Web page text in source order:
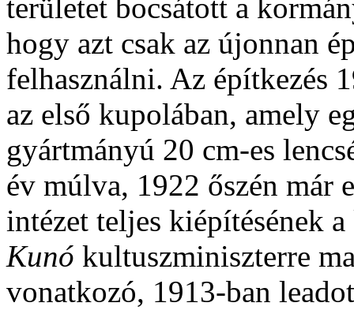
területet bocsátott a
hogy azt csak az újonnan
felhasználni. Az építkezés
az első kupolában, amely
gyártmányú 20 cm-es
év múlva, 1922 őszén már
intézet teljes kiépítésének
Kunó kultuszminiszterre
vonatkozó, 1913-ban